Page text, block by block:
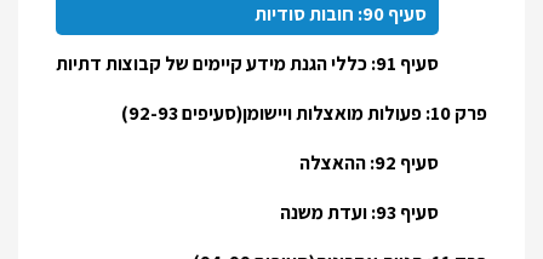
סעיף 90: חובות סודיות
סעיף 91: כללי הגנת מידע קיימים של קבוצות דתיות
פרק 10: פעולות מואצלות ויישומן(סעיפים 92-93)
סעיף 92: ההאצלה
סעיף 93: ועדת משנה